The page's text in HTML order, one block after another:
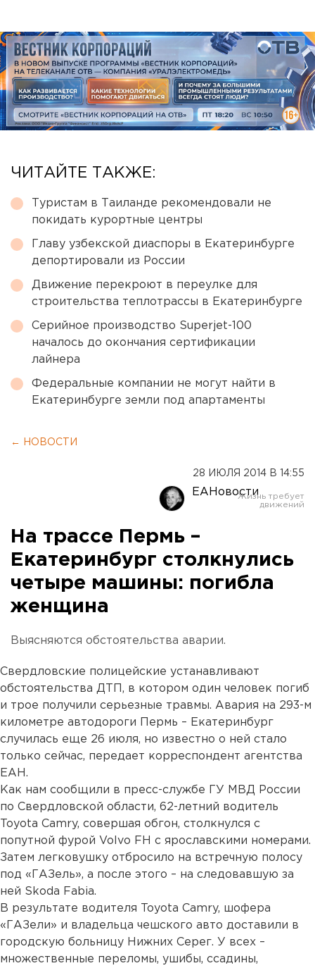
ЧИТАЙТЕ ТАКЖЕ:
Туристам в Таиланде рекомендовали не
покидать курортные центры
Главу узбекской диаспоры в Екатеринбурге
депортировали из России
Движение перекроют в переулке для
строительства теплотрассы в Екатеринбурге
Серийное производство Superjet-100
началось до окончания сертификации
лайнера
Федеральные компании не могут найти в
Екатеринбурге земли под апартаменты
← НОВОСТИ
28 ИЮЛЯ 2014 В 14:55
ЕАНовости
На трассе Пермь –
Екатеринбург столкнулись
четыре машины: погибла
женщина
Выясняются обстоятельства аварии.
Свердловские полицейские устанавливают
обстоятельства ДТП, в котором один человек погиб
и трое получили серьезные травмы. Авария на 293-м
километре автодороги Пермь – Екатеринбург
случилась еще 26 июля, но известно о ней стало
только сейчас, передает корреспондент агентства
ЕАН.
Как нам сообщили в пресс-службе ГУ МВД России
по Свердловской области, 62-летний водитель
Toyota Camry, совершая обгон, столкнулся с
попутной фурой Volvo FH с ярославскими номерами.
Затем легковушку отбросило на встречную полосу
под «ГАЗель», а после этого – на следовавшую за
ней Skoda Fabia.
В результате водителя Toyota Camry, шофера
«ГАЗели» и владельца чешского авто доставили в
городскую больницу Нижних Серег. У всех –
множественные переломы, ушибы, ссадины,